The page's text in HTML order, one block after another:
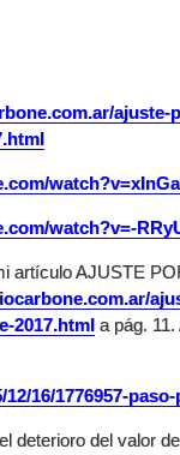
watch?v=-
artículo AJUSTE
2017.html a pág.
16/1776957-
deterioro del valor